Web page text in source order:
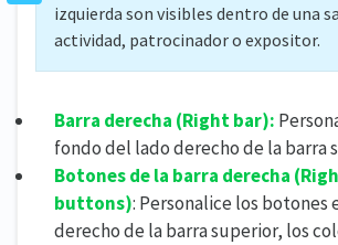
izquierda son visibles dentro de una
actividad, patrocinador o expositor.
Barra derecha (Right bar):
fondo del lado derecho de la barra
Botones de la barra derecha (
buttons): Personalice los botones
derecho de la barra superior, los